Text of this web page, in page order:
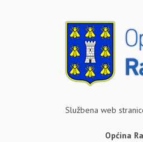
Službena web
Općina